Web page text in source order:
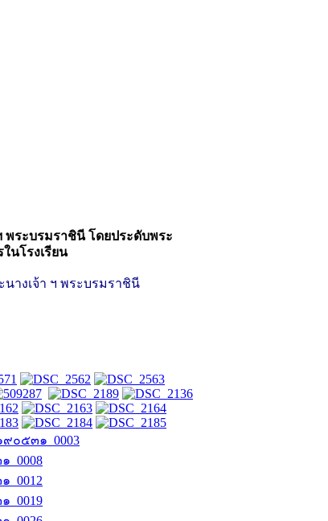
พระบรมราชินี โดยประดับพระ
นโรงเรียน
างเจ้า ฯ พระบรมราชินี